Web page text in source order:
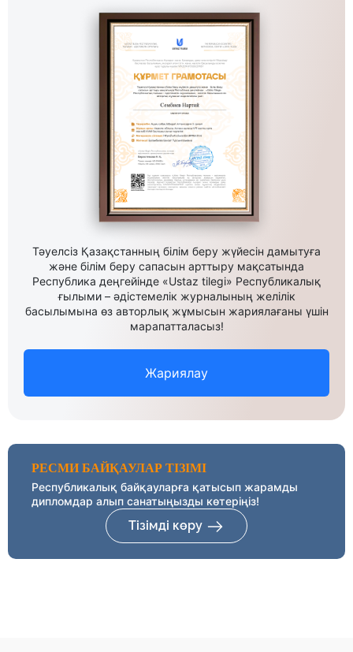
Тәуелсіз Қазақстанның білім беру жүйесін дамытуға
және білім беру сапасын арттыру мақсатында
Республика деңгейінде «Ustaz tilegi» Республикалық
ғылыми – әдістемелік журналының желілік
басылымына өз авторлық жұмысын жариялағаны үшін
марапатталасыз!
Жариялау
РЕСМИ БАЙҚАУЛАР ТІЗІМІ
Республикалық байқауларға қатысып жарамды
дипломдар алып санатыңызды көтеріңіз!
Тізімді көру